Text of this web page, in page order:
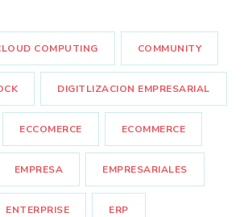
COMPUTING COMMUNITY
DIGITLIZACION EMPRESARIAL
ECCOMERCE ECOMMERCE
EMPRESA EMPRESARIALES
ENTERPRISE ERP